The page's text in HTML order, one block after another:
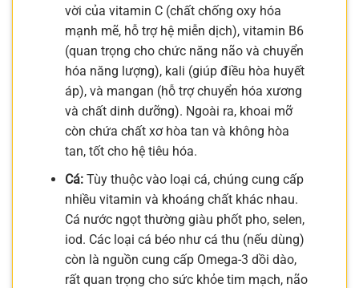
vời của vitamin C (chất chống oxy hóa
mạnh mẽ, hỗ trợ hệ miễn dịch), vitamin B6
(quan trọng cho chức năng não và chuyển
hóa năng lượng), kali (giúp điều hòa huyết
áp), và mangan (hỗ trợ chuyển hóa xương
và chất dinh dưỡng). Ngoài ra, khoai mỡ
còn chứa chất xơ hòa tan và không hòa
tan, tốt cho hệ tiêu hóa.
Cá:Tùy thuộc vào loại cá, chúng cung cấp
nhiều vitamin và khoáng chất khác nhau.
Cá nước ngọt thường giàu phốt pho, selen,
iod. Các loại cá béo như cá thu (nếu dùng)
còn là nguồn cung cấp Omega-3 dồi dào,
rất quan trọng cho sức khỏe tim mạch, não